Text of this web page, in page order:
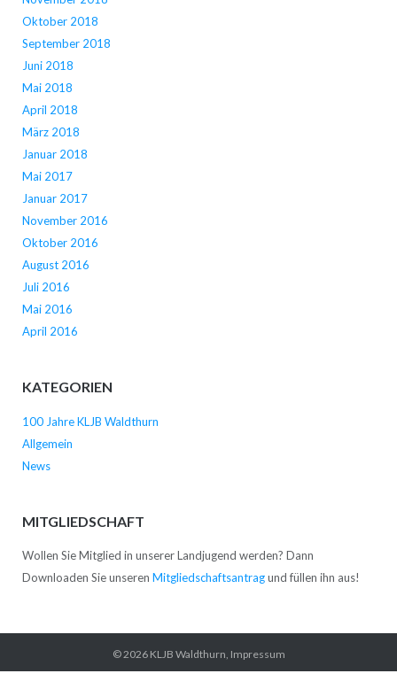
Oktober 2018
September 2018
Juni 2018
Mai 2018
April 2018
März 2018
Januar 2018
Mai 2017
Januar 2017
November 2016
Oktober 2016
August 2016
Juli 2016
Mai 2016
April 2016
KATEGORIEN
100 Jahre KLJB Waldthurn
Allgemein
News
MITGLIEDSCHAFT
Wollen Sie Mitglied in unserer Landjugend werden? Dann
Downloaden Sie unseren Mitgliedschaftsantragund füllen ihn aus!
© 2026 KLJB Waldthurn, Impressum